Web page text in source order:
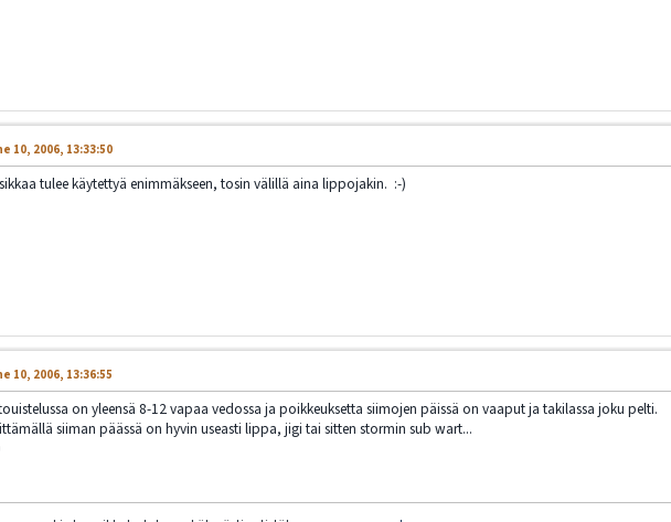
10, 2006, 13:33:50
tulee käytettyä enimmäkseen, tosin välillä aina lippojakin. :-)
10, 2006, 13:36:55
on yleensä 8-12 vapaa vedossa ja poikkeuksetta siimojen päissä on vaaput ja takilassa joku pelti.
siiman päässä on hyvin useasti lippa, jigi tai sitten stormin sub wart...